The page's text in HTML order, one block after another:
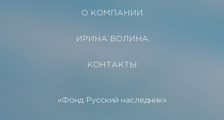
О КОМПАНИИ
ИРИНА ВОЛИНА
КОНТАКТЫ
«Фонд Русский наследник»